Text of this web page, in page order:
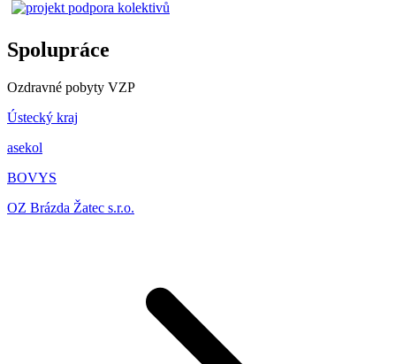
Spolupráce
Ozdravné pobyty VZP
Ústecký kraj
asekol
BOVYS
OZ Brázda Žatec s.r.o.